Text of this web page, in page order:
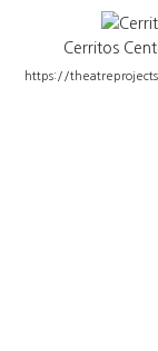
Cerritos
https://